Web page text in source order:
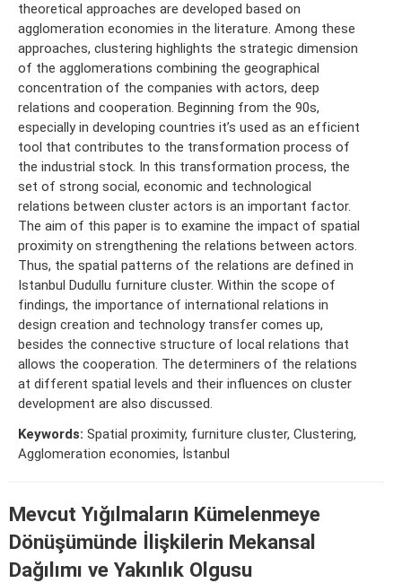
theoretical approaches are developed based on
agglomeration economies in the literature. Among these
approaches, clustering highlights the strategic dimension
of the agglomerations combining the geographical
concentration of the companies with actors, deep
relations and cooperation. Beginning from the 90s,
especially in developing countries it’s used as an efficient
tool that contributes to the transformation process of
the industrial stock. In this transformation process, the
set of strong social, economic and technological
relations between cluster actors is an important factor.
The aim of this paper is to examine the impact of spatial
proximity on strengthening the relations between actors.
Thus, the spatial patterns of the relations are defined in
Istanbul Dudullu furniture cluster. Within the scope of
findings, the importance of international relations in
design creation and technology transfer comes up,
besides the connective structure of local relations that
allows the cooperation. The determiners of the relations
at different spatial levels and their influences on cluster
development are also discussed.
Keywords: Spatial proximity, furniture cluster, Clustering,
Agglomeration economies, İstanbul
Mevcut Yığılmaların Kümelenmeye
Dönüşümünde İlişkilerin Mekansal
Dağılımı ve Yakınlık Olgusu